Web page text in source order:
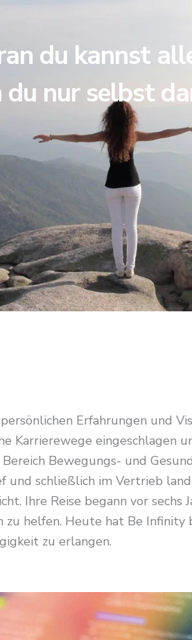
du kannst
nur selbst
Erfahrungen und
Karrierewege eingeschlagen
Bewegungs- und
und schließlich im Vertrieb
Ihre Reise begann vor sechs
zu helfen. Heute hat Be
zu erlangen.